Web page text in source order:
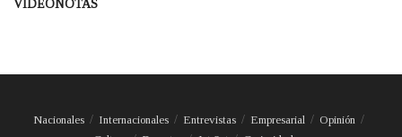
VIDEONOTAS
Nacionales Internacionales Entrevistas Empresarial
Opinión